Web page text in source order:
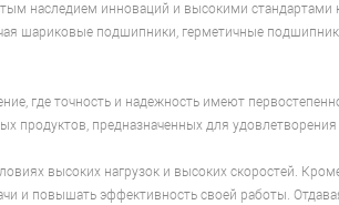
наследием инноваций и высокими стандартами
шариковые подшипники, герметичные
где точность и надежность имеют
продуктов, предназначенных для
высоких нагрузок и высоких скоростей.
и повышать эффективность своей работы.